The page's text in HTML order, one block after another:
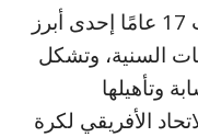
وتُعد بطولة سيكافا للسيدات تحت 17 عامًا إحدى أبرز
السنية، وتشكل
وتأهيلها
الأفريقي لكرة